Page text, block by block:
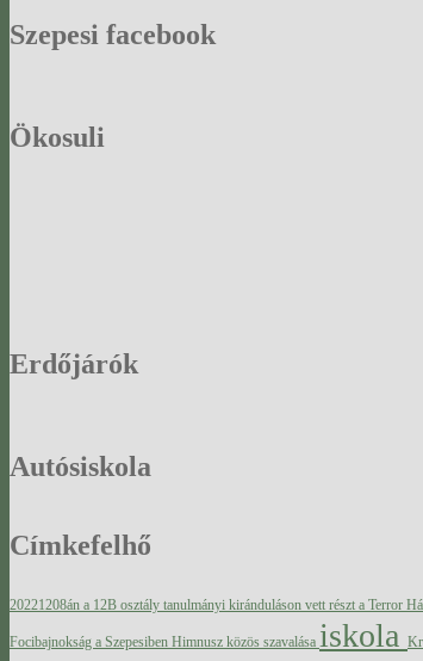
Szepesi facebook
Ökosuli
Erdőjárók
Autósiskola
Címkefelhő
20221208án a 12B osztály tanulmányi kiránduláson vett részt a Terror
Focibajnokság a Szepesiben Himnusz közös szavalása iskola